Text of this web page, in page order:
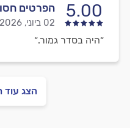
5.00 הפרטים
02 ביוני, 2026
״היה בסדר גמור.״
הצג עוד